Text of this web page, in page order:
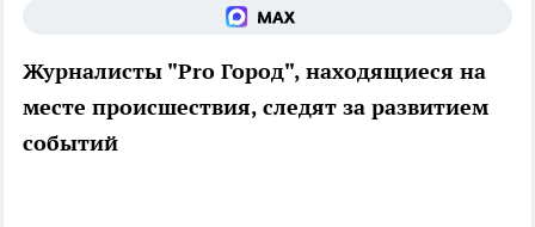
Журналисты "Pro Город", находящиеся на
месте происшествия, следят за развитием
событий